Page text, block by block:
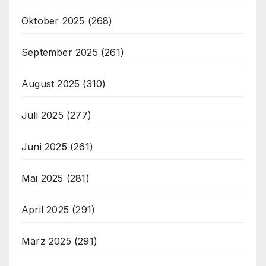
Oktober 2025 (268)
September 2025 (261)
August 2025 (310)
Juli 2025 (277)
Juni 2025 (261)
Mai 2025 (281)
April 2025 (291)
März 2025 (291)